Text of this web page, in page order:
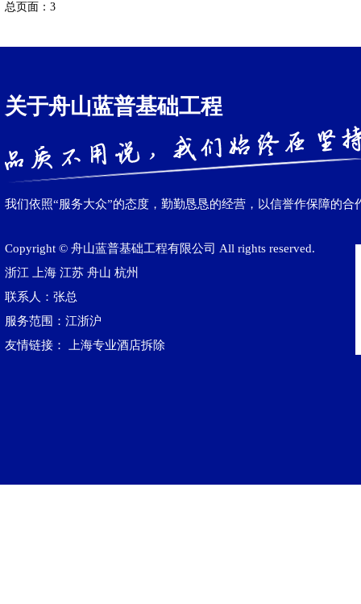
总页面：3
关于舟山蓝普基础工程
我们依照“服务大众”的态度，勤勤恳恳的经营，以信誉作保障的合
Copyright © 舟山蓝普基础工程有限公司 All rights reserved.
浙江
上海 江苏 舟山 杭州
联系人：张总
服务范围：江浙沪
友情链接：
上海专业酒店拆除